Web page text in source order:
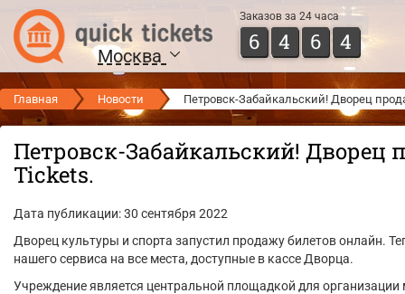
Москва
Заказов за 24 часа
6 4 6 4
Главная Новости Петровск-Забайкальский! Дворец
Петровск-Забайкальский! Дворец
Tickets.
Дата публикации: 30 сентября 2022
Дворец культуры и спорта запустил продажу билетов онлайн.
нашего сервиса на все места, доступные в кассе Дворца.
Учреждение является центральной площадкой для